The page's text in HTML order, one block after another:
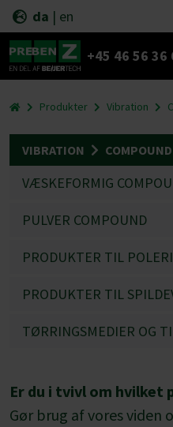
da | en
+45 46 56 36
Produkter Vibration
VIBRATION COMPOUND
VÆSKEFORMIG
PULVER COMPOUND
PRODUKTER TIL
PRODUKTER TIL
TØRRINGSMEDIER OG
Er du i tvivl om hvilket
Gør brug af vores viden